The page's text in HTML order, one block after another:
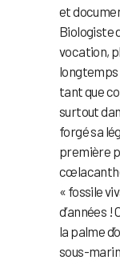
et
Biologiste
vocation,
tant que
surtout
forgé sa
première
« fossile
d’années !
la palme
sous-